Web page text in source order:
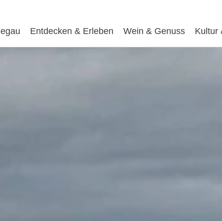
Entdecken & Erleben Wein & Genuss Kultur